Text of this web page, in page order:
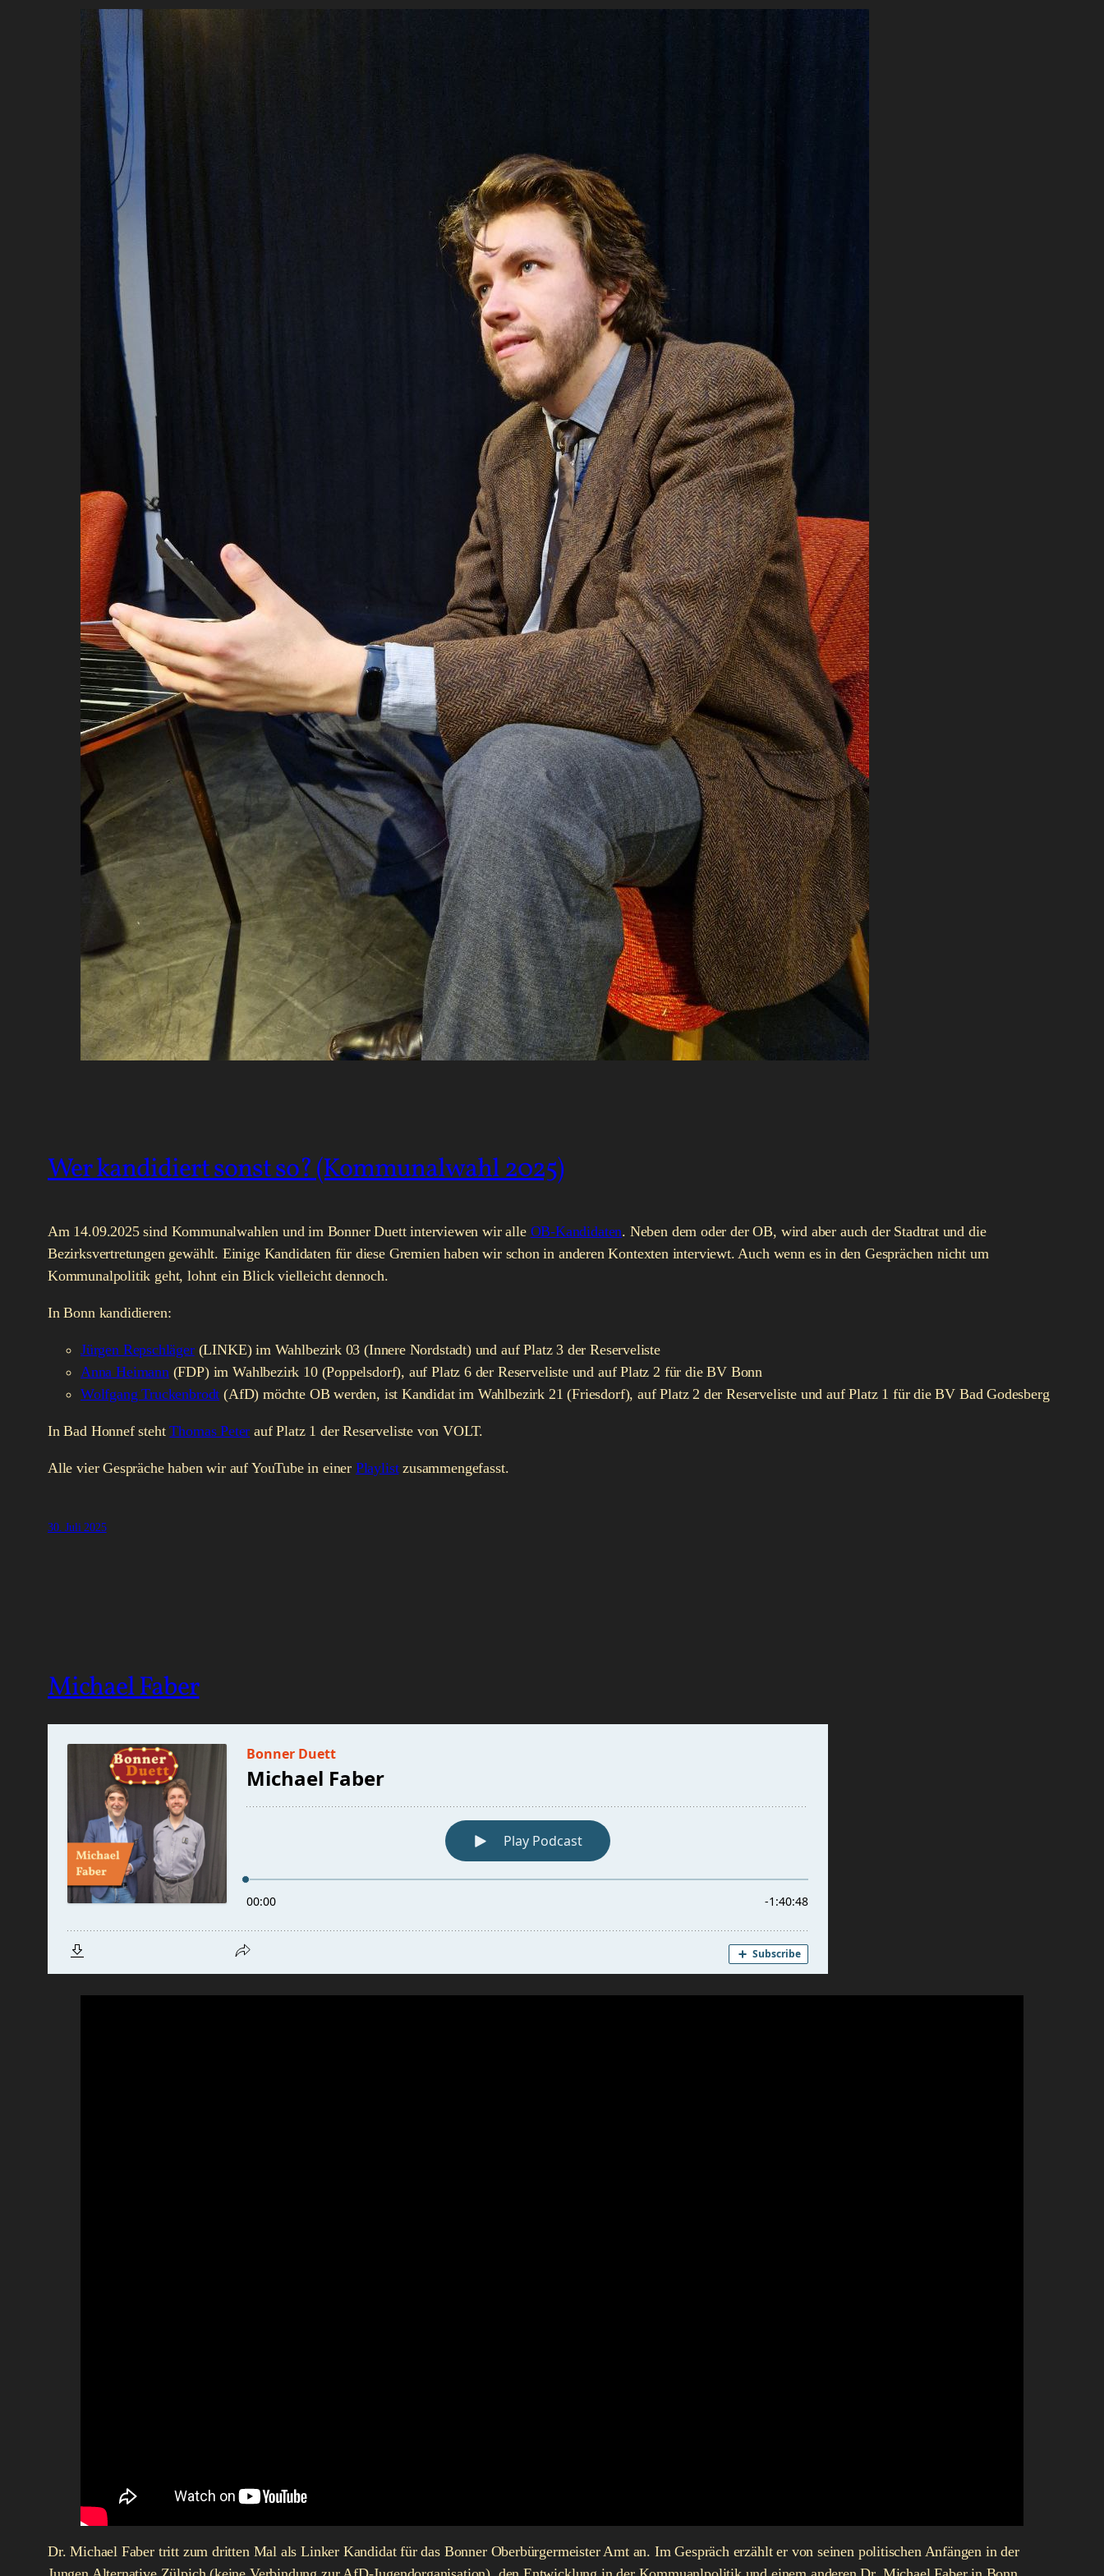
Wer kandidiert sonst so? (Kommunalwahl 2025)
Am 14.09.2025 sind Kommunalwahlen und im Bonner Duett interviewen wir alle OB-Kandidaten. Neben dem oder der OB, wird aber auch der Stadtrat und die
Bezirksvertretungen gewählt. Einige Kandidaten für diese Gremien haben wir schon in anderen Kontexten interviewt. Auch wenn es in den Gesprächen nicht um
Kommunalpolitik geht, lohnt ein Blick vielleicht dennoch.
In Bonn kandidieren:
Jürgen Repschläger(LINKE) im Wahlbezirk 03 (Innere Nordstadt) und auf Platz 3 der Reserveliste
Anna Heimann(FDP) im Wahlbezirk 10 (Poppelsdorf), auf Platz 6 der Reserveliste und auf Platz 2 für die BV Bonn
Wolfgang Truckenbrodt (AfD) möchte OB werden, ist Kandidat im Wahlbezirk 21 (Friesdorf), auf Platz 2 der Reserveliste und auf Platz 1 für die BV Bad Godesberg
In Bad Honnef stehtThomas Peter auf Platz 1 der Reserveliste von VOLT.
Alle vier Gespräche haben wir auf YouTube in einer Playlistzusammengefasst.
30. Juli 2025
Michael Faber
Dr. Michael Faber tritt zum dritten Mal als Linker Kandidat für das Bonner Oberbürgermeister Amt an. Im Gespräch erzählt er von seinen politischen Anfängen in der